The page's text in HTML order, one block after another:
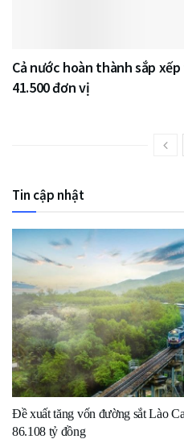
Cả nước hoàn thành sắp
41.500 đơn vị
Tin cập nhật
Đề xuất tăng vốn đường sắt Lào
86.108 tỷ đồng